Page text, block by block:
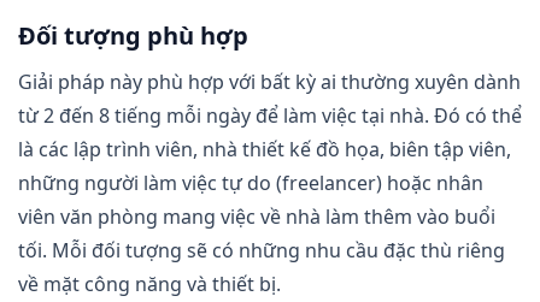
Đối tượng phù hợp
Giải pháp này phù hợp với bất kỳ ai thường xuyên dành
từ 2 đến 8 tiếng mỗi ngày để làm việc tại nhà. Đó có thể
là các lập trình viên, nhà thiết kế đồ họa, biên tập viên,
những người làm việc tự do (freelancer) hoặc nhân
viên văn phòng mang việc về nhà làm thêm vào buổi
tối. Mỗi đối tượng sẽ có những nhu cầu đặc thù riêng
về mặt công năng và thiết bị.